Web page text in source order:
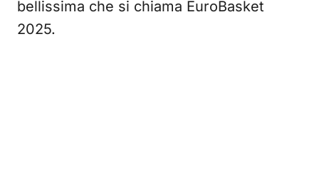
bellissima che si chiama EuroBasket
2025.